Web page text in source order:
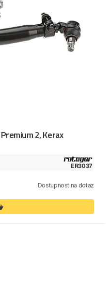
2, Kerax
ER3037
Dostupnost na dotaz